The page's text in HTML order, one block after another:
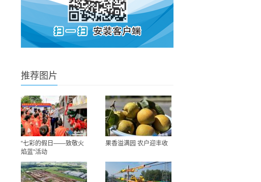
推荐图片
“七彩的假日——致敬火
焰蓝”活动
果香溢满园 农户迎丰收